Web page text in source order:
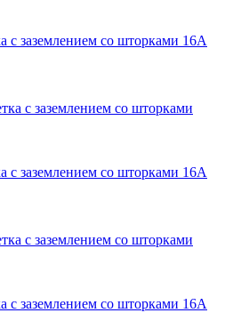
с заземлением со шторками 16А
с заземлением со шторками 16А
с заземлением со шторками 16А